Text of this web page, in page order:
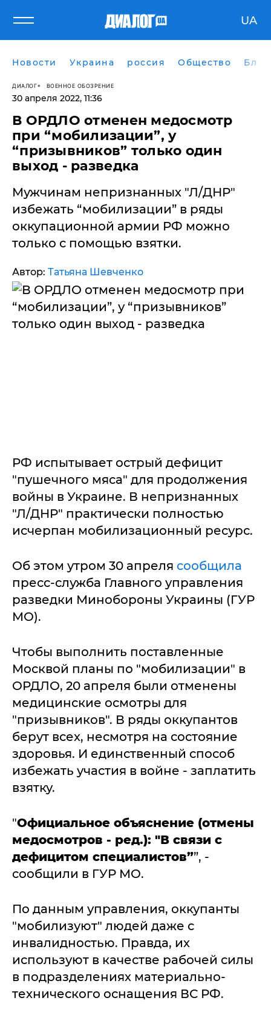
UA
Новости Украина россия Общество
ДИАЛОГ ВОЕННОЕ ОБОЗРЕНИЕ
30 апреля 2022, 11:36
​В ОРДЛО отменен медосмотр
при “мобилизации”, у
“призывников” только один
выход - разведка
Мужчинам непризнанных "Л/ДНР"
избежать “мобилизации” в ряды
оккупационной армии РФ можно
только с помощью взятки.
Автор: Татьяна Шевченко
РФ испытывает острый дефицит
"пушечного мяса" для продолжения
войны в Украине. В непризнанных
"Л/ДНР" практически полностью
исчерпан мобилизационный ресурс.
Об этом утром 30 апреля сообщила
пресс-служба Главного управления
разведки Минобороны Украины (ГУР
МО).
Чтобы выполнить поставленные
Москвой планы по "мобилизации" в
ОРДЛО, 20 апреля были отменены
медицинские осмотры для
"призывников". В ряды оккупантов
берут всех, несмотря на состояние
здоровья. И единственный способ
избежать участия в войне - заплатить
взятку.
"Официальное объяснение (отмены
медосмотров - ред.): "В связи с
дефицитом специалистов””, -
сообщили в ГУР МО.
По данным управления, оккупанты
"мобилизуют" людей даже с
инвалидностью. Правда, их
используют в качестве рабочей силы
в подразделениях материально-
технического оснащения ВС РФ.